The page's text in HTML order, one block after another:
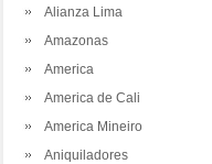
Alianza Lima
Amazonas
America
America de Cali
America Mineiro
Aniquiladores